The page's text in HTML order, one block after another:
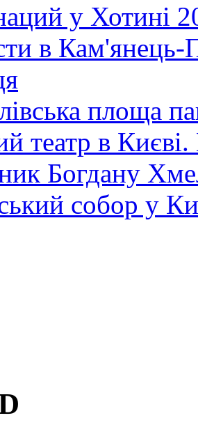
у Хотині
в Кам'янець-
площа
театр в
Богдану
собор у